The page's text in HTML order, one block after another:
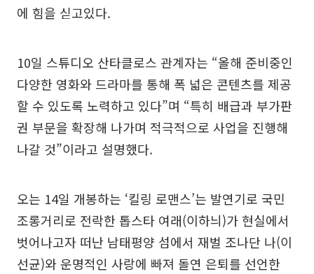
에 힘을 싣고있다.
10일 스튜디오 산타클로스 관계자는 “올해 준비중인
다양한 영화와 드라마를 통해 폭 넓은 콘텐츠를 제공
할 수 있도록 노력하고 있다”며 “특히 배급과 부가판
권 부문을 확장해 나가며 적극적으로 사업을 진행해
나갈 것”이라고 설명했다.
오는 14일 개봉하는 ‘킬링 로맨스’는 발연기로 국민
조롱거리로 전락한 톱스타 여래(이하늬)가 현실에서
벗어나고자 떠난 남태평양 섬에서 재벌 조나단 나(이
선균)와 운명적인 사랑에 빠져 돌연 은퇴를 선언한